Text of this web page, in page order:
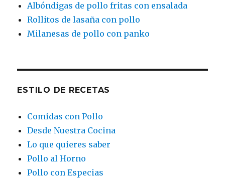
Albóndigas de pollo fritas con ensalada
Rollitos de lasaña con pollo
Milanesas de pollo con panko
ESTILO DE RECETAS
Comidas con Pollo
Desde Nuestra Cocina
Lo que quieres saber
Pollo al Horno
Pollo con Especias